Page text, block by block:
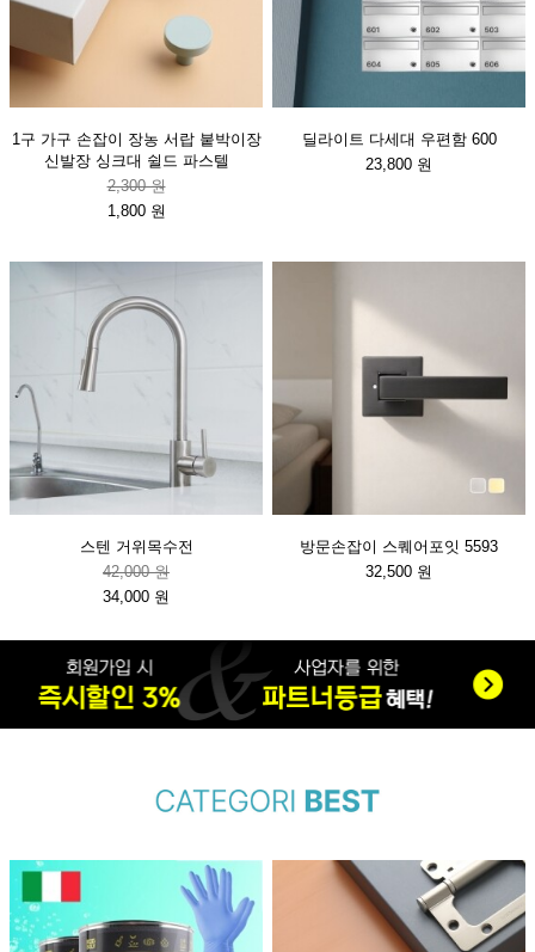
1구 가구 손잡이 장농 서랍 붙박이장
신발장 싱크대 쉴드 파스텔
2,300 원
1,800 원
딜라이트 다세대 우편함 600
23,800 원
스텐 거위목수전
42,000 원
34,000 원
방문손잡이 스퀘어포잇 5593
32,500 원